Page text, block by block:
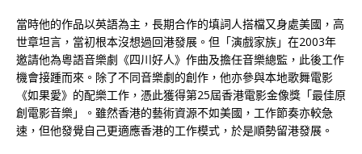
當時他的作品以英語為主，長期合作的填詞人搭檔又身處美國，高
世章坦言，當初根本沒想過回港發展。但「演戲家族」在2003年
邀請他為粵語音樂劇《四川好人》作曲及擔任音樂總監，此後工作
機會接踵而來。除了不同音樂劇的創作，他亦參與本地歌舞電影
《如果愛》的配樂工作，憑此獲得第25屆香港電影金像獎「最佳原
創電影音樂」。雖然香港的藝術資源不如美國，工作節奏亦較急
速，但他發覺自己更適應香港的工作模式，於是順勢留港發展。